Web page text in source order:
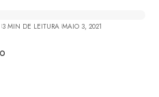
3 MIN DE LEITURA MAIO 3, 2021